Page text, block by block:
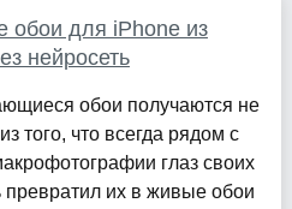
обои для iPhone из
нейросеть
обои получаются не
того, что всегда рядом с
глаз своих
превратил их в живые обои